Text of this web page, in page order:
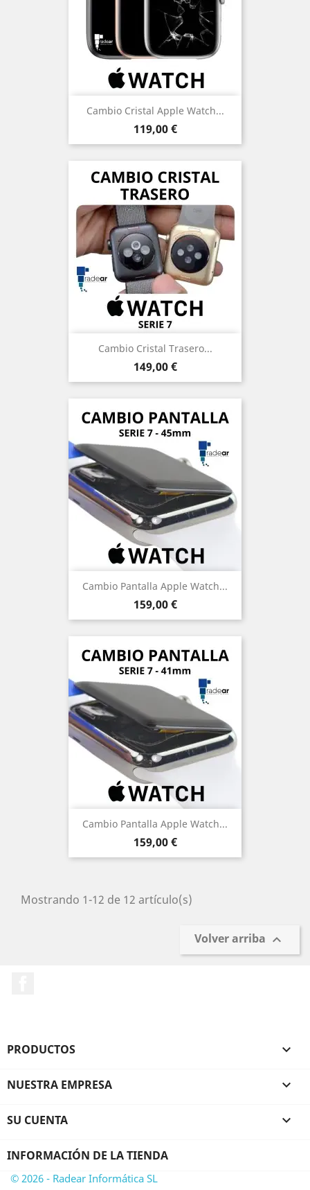
Cambio Cristal Apple Watch...
Precio
119,00 €
Cambio Cristal Trasero...
Precio
149,00 €
Cambio Pantalla Apple Watch...
Precio
159,00 €
Cambio Pantalla Apple Watch...
Precio
159,00 €
Mostrando 1-12 de 12 artículo(s)
Volver arriba 
PRODUCTOS 
NUESTRA EMPRESA 
SU CUENTA 
INFORMACIÓN DE LA TIENDA
© 2026 - Radear Informática SL